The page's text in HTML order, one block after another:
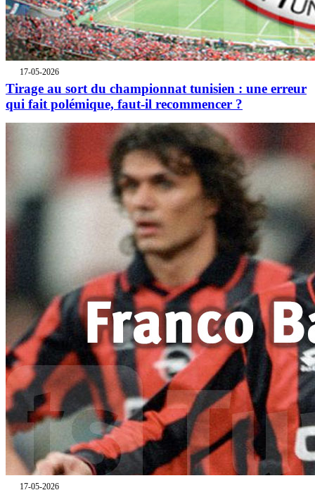
17-05-2026
Tirage au sort du championnat tunisien : une erreur
qui fait polémique, faut-il recommencer ?
17-05-2026